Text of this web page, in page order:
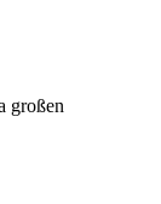
großen